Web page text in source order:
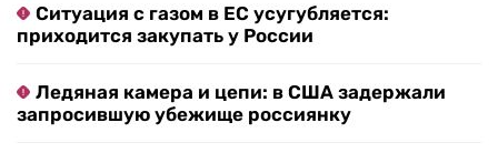
Ситуация с газом в ЕС усугубляется:
приходится закупать у России
Ледяная камера и цепи: в США задержали
запросившую убежище россиянку